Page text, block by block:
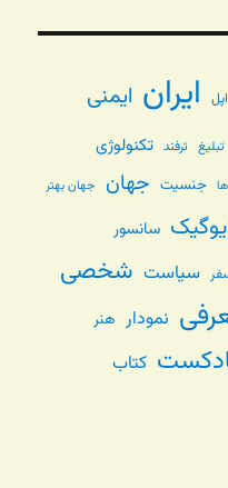
اپل ایران ایمنی
تبلیغ ترفند تکنولوژی
جنسیت جهان جهان بهتر
سانسور
سیاست شخصی
نمودار هنر
کتاب